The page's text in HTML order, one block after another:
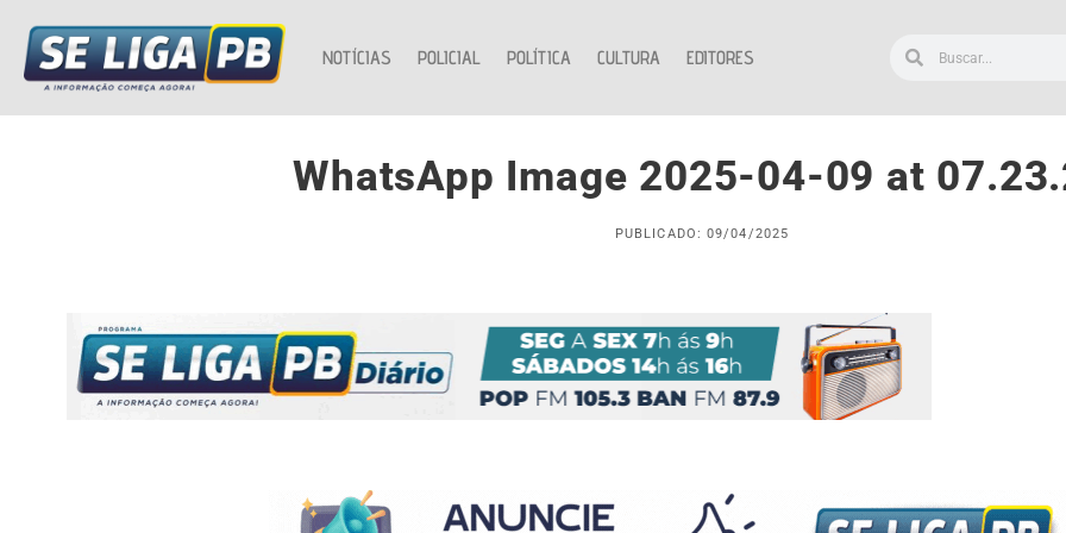
NOTÍCIAS POLICIAL POLÍTICA CULTURA EDITORES
WhatsApp Image 2025-04-09 at
PUBLICADO: 09/04/2025